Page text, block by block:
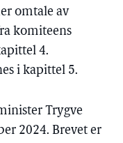
omtale av
komiteens
4.
i kapittel 5.
Trygve
2024. Brevet er